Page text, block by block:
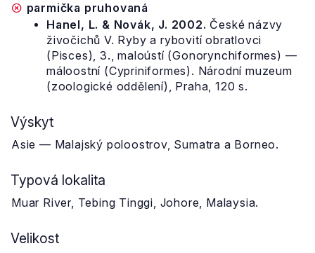
parmička pruhovaná
Hanel, L. & Novák, J. 2002. České názvy
živočichů V. Ryby a rybovití obratlovci
(Pisces), 3., maloústí (Gonorynchiformes) —
máloostní (Cypriniformes). Národní muzeum
(zoologické oddělení), Praha, 120 s.
Výskyt
Asie — Malajský poloostrov, Sumatra a Borneo.
Typová lokalita
Muar River, Tebing Tinggi, Johore, Malaysia.
Velikost